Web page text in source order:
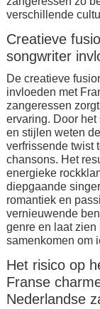
verschillende
Creatieve
songwriter
De creatieve
invloeden met
zangeressen
ervaring. Door
en stijlen weten
verfrissende twist
chansons. Het
energieke
diepgaande
romantiek en
vernieuwende
genre en laat
samenkomen om
Het risico op
Franse
Nederlandse